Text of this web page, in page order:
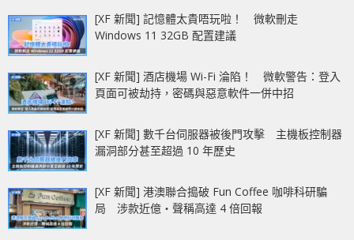
[XF 新聞] 記憶體太貴唔玩啦！ 微軟刪走
Windows 11 32GB 配置建議
[XF 新聞] 酒店機場 Wi-Fi 淪陷！ 微軟警告：登入
頁面可被劫持，密碼與惡意軟件一併中招
[XF 新聞] 數千台伺服器被後門攻擊 主機板控制器
漏洞部分甚至超過 10 年歷史
[XF 新聞] 港澳聯合搗破 Fun Coffee 咖啡科研騙
局 涉款近億‧聲稱高達 4 倍回報